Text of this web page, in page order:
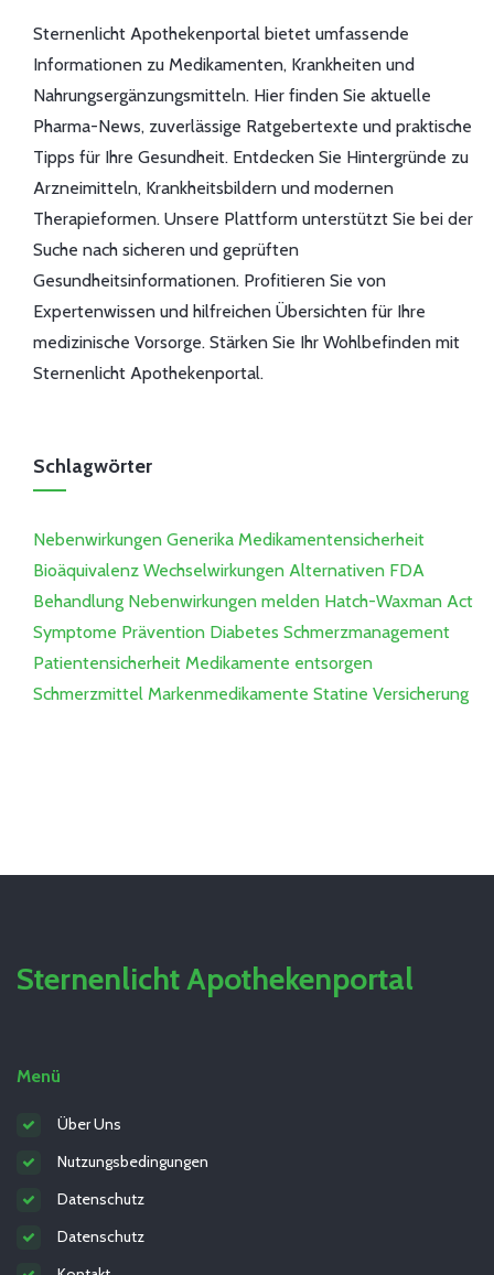
Sternenlicht Apothekenportal bietet umfassende
Informationen zu Medikamenten, Krankheiten und
Nahrungsergänzungsmitteln. Hier finden Sie aktuelle
Pharma-News, zuverlässige Ratgebertexte und praktische
Tipps für Ihre Gesundheit. Entdecken Sie Hintergründe zu
Arzneimitteln, Krankheitsbildern und modernen
Therapieformen. Unsere Plattform unterstützt Sie bei der
Suche nach sicheren und geprüften
Gesundheitsinformationen. Profitieren Sie von
Expertenwissen und hilfreichen Übersichten für Ihre
medizinische Vorsorge. Stärken Sie Ihr Wohlbefinden mit
Sternenlicht Apothekenportal.
Schlagwörter
Nebenwirkungen Generika Medikamentensicherheit
Bioäquivalenz Wechselwirkungen Alternativen FDA
Behandlung Nebenwirkungen melden Hatch-Waxman Act
Symptome Prävention Diabetes Schmerzmanagement
Patientensicherheit Medikamente entsorgen
Schmerzmittel Markenmedikamente Statine Versicherung
Sternenlicht Apothekenportal
Menü
Über Uns
Nutzungsbedingungen
Datenschutz
Datenschutz